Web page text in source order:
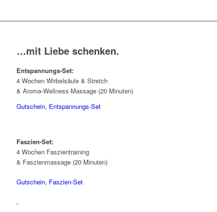
…mit Liebe schenken.
Entspannungs-Set:
4 Wochen Wirbelsäule & Stretch
& Aroma-Wellness-Massage (20 Minuten)
Gutschein, Entspannungs-Set
Faszien-Set:
4 Wochen Faszientraining
& Faszienmassage (20 Minuten)
Gutschein, Faszien-Set
.